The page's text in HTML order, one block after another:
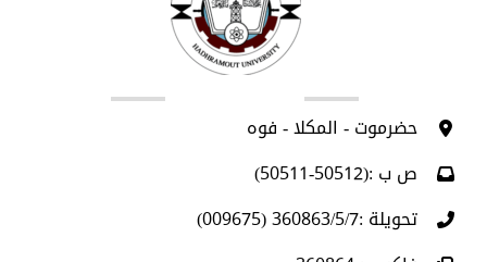
حضرموت - المكلا - فوه
ص ب :(50512-50511)
تحويلة :360863/5/7 (009675)